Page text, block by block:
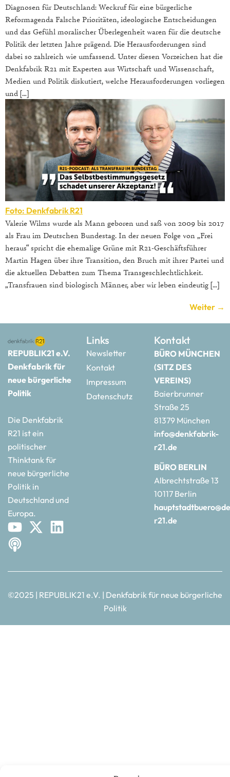
Diagnosen für Deutschland: Weckruf für eine bürgerliche
Reformagenda Falsche Prioritäten, ideologische Entscheidungen
und das Gefühl moralischer Überlegenheit waren für die deutsche
Politik der letzten Jahre prägend. Die Herausforderungen sind
dabei so zahlreich wie umfassend. Unter diesen Vorzeichen hat die
Denkfabrik R21 mit Experten aus Wirtschaft und Wissenschaft,
Medien und Politik diskutiert, welche Herausforderungen vorliegen
und […]
Foto: Denkfabrik R21
Valerie Wilms wurde als Mann geboren und saß von 2009 bis 2017
als Frau im Deutschen Bundestag. In der neuen Folge von „Frei
heraus“ spricht die ehemalige Grüne mit R21-Geschäftsführer
Martin Hagen über ihre Transition, den Bruch mit ihrer Partei und
die aktuellen Debatten zum Thema Transgeschlechtlichkeit.
„Transfrauen sind biologisch Männer, aber wir leben eindeutig […]
Weiter →
REPUBLIK21 e.V.
Denkfabrik für
neue bürgerliche
Politik
Die Denkfabrik
R21 ist ein
politischer
Thinktank für
neue bürgerliche
Politik in
Deutschland und
Europa.
Links
Newsletter
Kontakt
Impressum
Datenschutz
Kontakt
BÜRO MÜNCHEN
(SITZ DES
VEREINS)
Baierbrunner
Straße 25
81379 München
info@denkfabrik-
r21.de
BÜRO BERLIN
Albrechtstraße 13
10117 Berlin
r21.de
©2025 | REPUBLIK21 e.V. | Denkfabrik für neue bürgerliche
Politik